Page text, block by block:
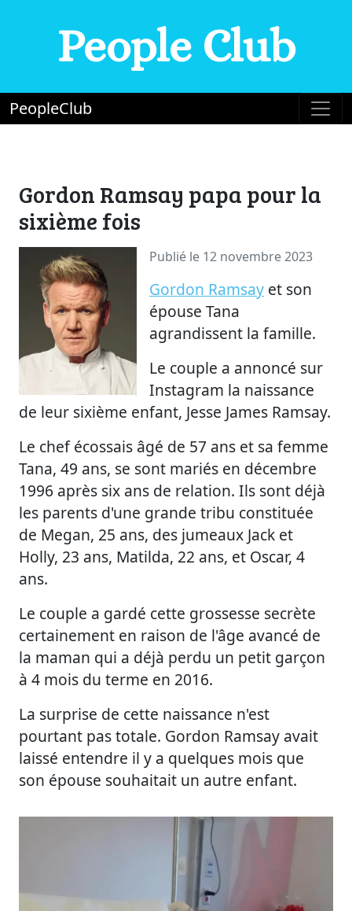
People Club
PeopleClub
Gordon Ramsay papa pour la
sixième fois
Publié le 12 novembre 2023
Gordon Ramsay et son
épouse Tana
agrandissent la famille.
Le couple a annoncé sur
Instagram la naissance
de leur sixième enfant, Jesse James Ramsay.
Le chef écossais âgé de 57 ans et sa femme
Tana, 49 ans, se sont mariés en décembre
1996 après six ans de relation. Ils sont déjà
les parents d'une grande tribu constituée
de Megan, 25 ans, des jumeaux Jack et
Holly, 23 ans, Matilda, 22 ans, et Oscar, 4
ans.
Le couple a gardé cette grossesse secrète
certainement en raison de l'âge avancé de
la maman qui a déjà perdu un petit garçon
à 4 mois du terme en 2016.
La surprise de cette naissance n'est
pourtant pas totale. Gordon Ramsay avait
laissé entendre il y a quelques mois que
son épouse souhaitait un autre enfant.